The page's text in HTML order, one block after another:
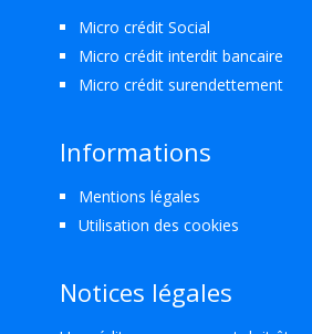
Micro crédit Social
Micro crédit interdit bancaire
Micro crédit surendettement
Informations
Mentions légales
Utilisation des cookies
Notices légales